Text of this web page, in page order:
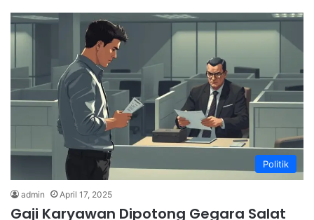
Politik
admin April 17, 2025
Gaji Karyawan Dipotong Gegara Salat